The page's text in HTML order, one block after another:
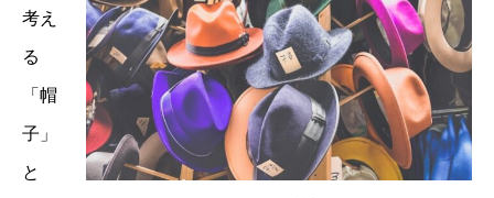
考え
る
「帽
子」
と